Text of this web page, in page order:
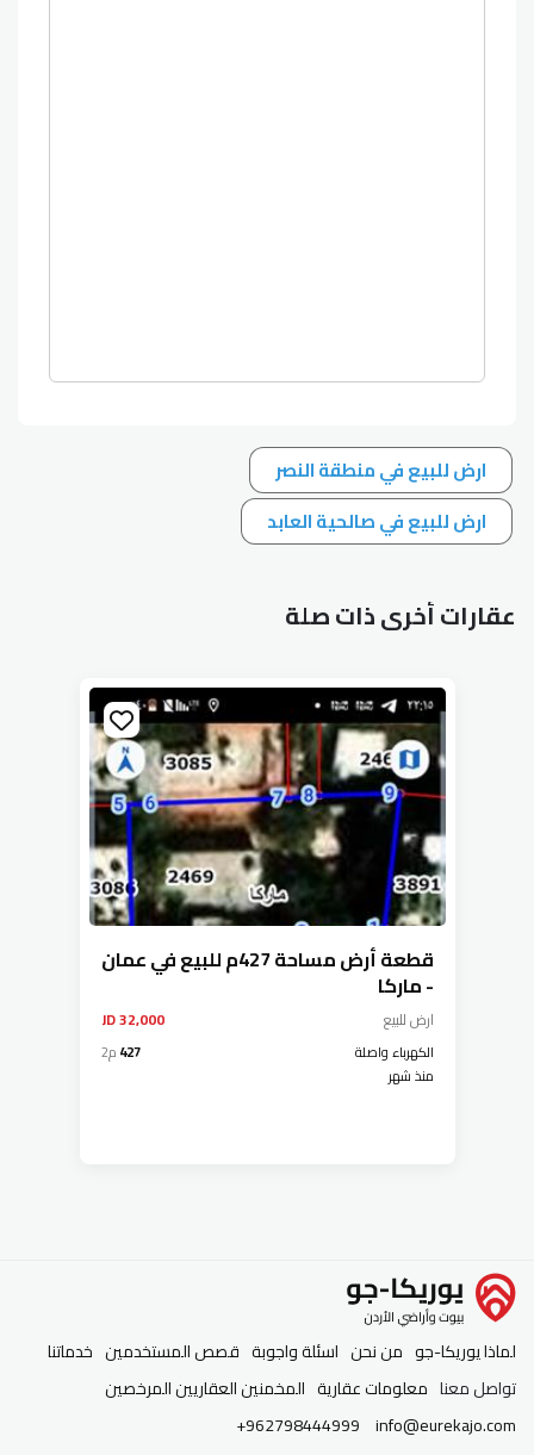
ارض للبيع في منطقة النصر
ارض للبيع في صالحية العابد
عقارات أخرى ذات صلة
قطعة أرض مساحة 427م للبيع في عمان
- ماركا
ارضللبيع 32,000 JD
الكهرباء واصلة 427م2
منذ شهر
لماذا يوريكا-جو من نحن اسئلة واجوبة قصص المستخدمين خدماتنا
تواصل معنا معلومات عقارية المخمنين العقاريين المرخصين
info@eurekajo.com
+962798444999